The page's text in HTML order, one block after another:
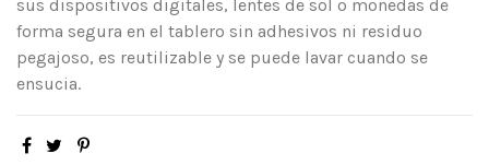
sus dispositivos digitales, lentes de sol o monedas de
forma segura en el tablero sin adhesivos ni residuo
pegajoso, es reutilizable y se puede lavar cuando se
ensucia.